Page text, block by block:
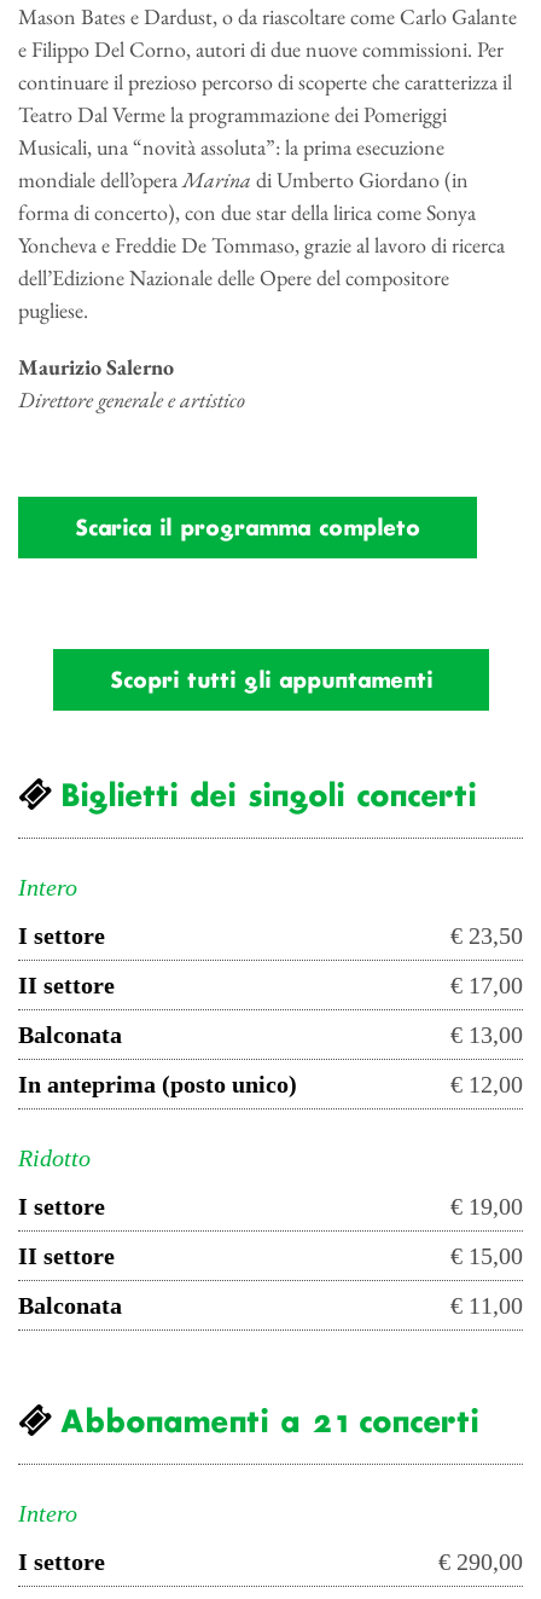
Mason Bates e Dardust, o da riascoltare come Carlo Galante
e Filippo Del Corno, autori di due nuove commissioni. Per
continuare il prezioso percorso di scoperte che caratterizza il
Teatro Dal Verme la programmazione dei Pomeriggi
Musicali, una “novità assoluta”: la prima esecuzione
mondiale dell’operaMarina di Umberto Giordano (in
forma di concerto), con due star della lirica come Sonya
Yoncheva e Freddie De Tommaso, grazie al lavoro di ricerca
dell’Edizione Nazionale delle Opere del compositore
pugliese.
Maurizio Salerno
Direttore generale e artistico
Scarica il programma completo
Scopri tutti gli appuntamenti
Biglietti dei singoli concerti
Intero
I settore
€ 23,50
II settore
€ 17,00
Balconata
€ 13,00
In anteprima (posto unico)
€ 12,00
Ridotto
I settore
€ 19,00
II settore
€ 15,00
Balconata
€ 11,00
Abbonamenti a 21 concerti
Intero
I settore
€ 290,00